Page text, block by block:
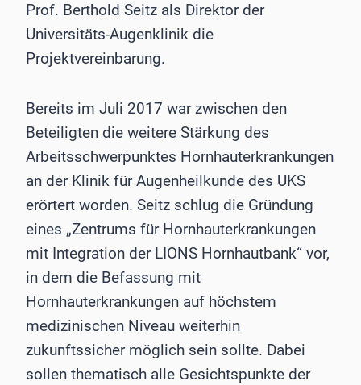
Prof. Berthold Seitz als Direktor der
Universitäts-Augenklinik die
Projektvereinbarung.
Bereits im Juli 2017 war zwischen den
Beteiligten die weitere Stärkung des
Arbeitsschwerpunktes Hornhauterkrankungen
an der Klinik für Augenheilkunde des UKS
erörtert worden. Seitz schlug die Gründung
eines „Zentrums für Hornhauterkrankungen
mit Integration der LIONS Hornhautbank“ vor,
in dem die Befassung mit
Hornhauterkrankungen auf höchstem
medizinischen Niveau weiterhin
zukunftssicher möglich sein sollte. Dabei
sollen thematisch alle Gesichtspunkte der